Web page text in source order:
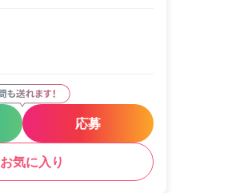
応募
お気に入り